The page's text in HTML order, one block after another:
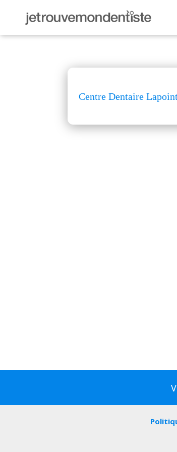
Centre Dentaire